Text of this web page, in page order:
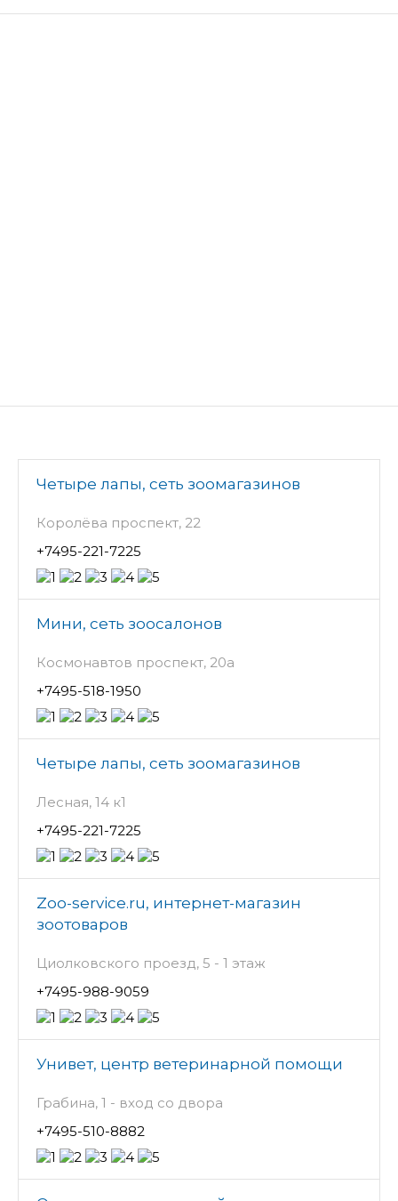
Четыре лапы, сеть зоомагазинов
Королёва проспект, 22
+7495-221-7225
Мини, сеть зоосалонов
Космонавтов проспект, 20а
+7495-518-1950
Четыре лапы, сеть зоомагазинов
Лесная, 14 к1
+7495-221-7225
Zoo-service.ru, интернет-магазин
зоотоваров
Циолковского проезд, 5 - 1 этаж
+7495-988-9059
Унивет, центр ветеринарной помощи
Грабина, 1 - вход со двора
+7495-510-8882